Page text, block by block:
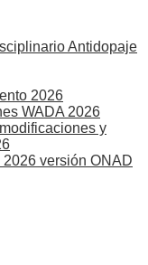
Antidopaje
2026
WADA 2026
y
versión ONAD